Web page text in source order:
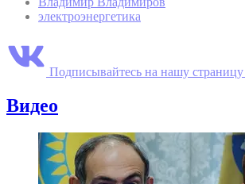
электроэнергетика
Подписывайтесь на нашу
Видео